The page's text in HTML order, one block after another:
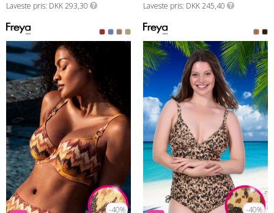
Laveste pris DKK 293,30 Laveste pris DKK 245,40
-40% -40%